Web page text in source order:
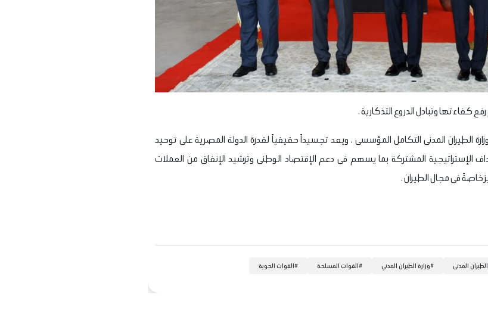
كفاءتها وتبادل الدروع التذكارية .
الطيران المدنى التكامل المؤسسى ، ويعد تجسيداً حقيقياً لقدرة الدولة المصرية على توحيد
الإستراتيجية المشتركة بما يسهم فى دعم الإقتصاد الوطنى وترشيد الإنفاق من العملات
خاصةً فى مجال الطيران .
الطيران المدنى #وزارة الطيران المدني #القوات المسلحة #القوات الجوية